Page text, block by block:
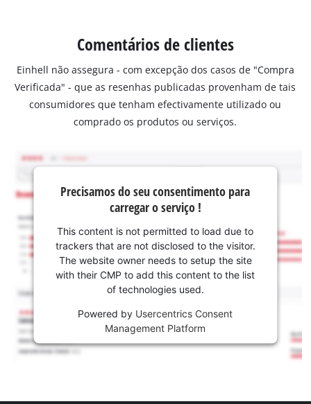
Comentários de clientes
Einhell não assegura - com excepção dos casos de "Compra
Verificada" - que as resenhas publicadas provenham de tais
consumidores que tenham efectivamente utilizado ou
comprado os produtos ou serviços.
Precisamos do seu consentimento para
carregar o serviço !
This content is not permitted to load due to
trackers that are not disclosed to the visitor.
The website owner needs to setup the site
with their CMP to add this content to the list
of technologies used.
Powered by Usercentrics Consent
Management Platform